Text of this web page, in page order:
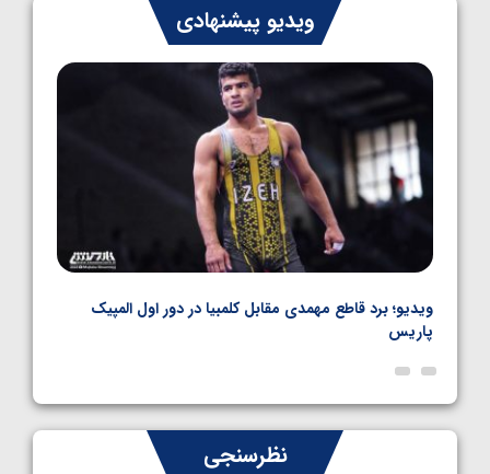
کشتی فرنگی نوجوان جهان؛ رضایی تنها طلایی
پنج وزن نخست
1405/05/06
ویدیو پیشنهادی
ویدیو؛ برد قاطع مهمدی مقابل کلمبیا در دور اول المپیک
پاریس
نظرسنجی